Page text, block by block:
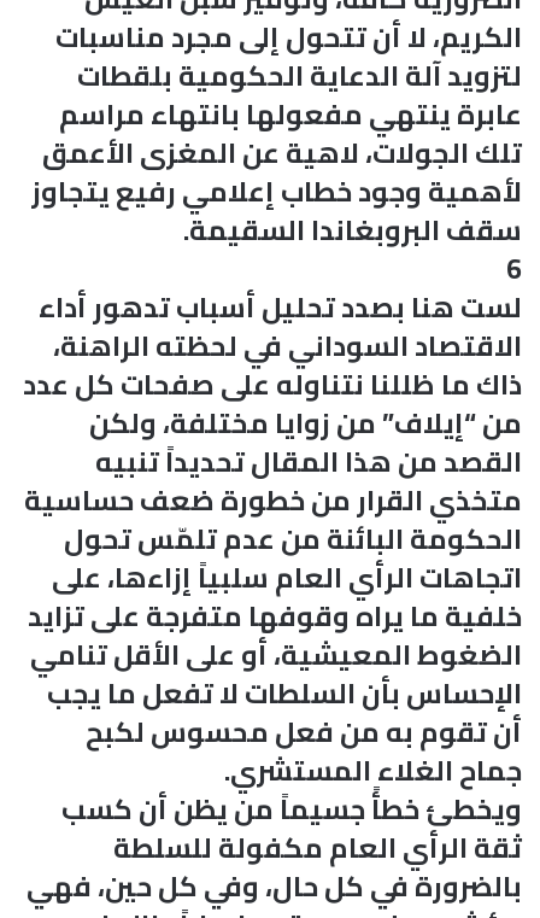
الكريم، لا أن تتحول إلى مجرد مناسبات
لتزويد آلة الدعاية الحكومية بلقطات
عابرة ينتهي مفعولها بانتهاء مراسم
تلك الجولات، لاهية عن المغزى الأعمق
لأهمية وجود خطاب إعلامي رفيع يتجاوز
سقف البروبغاندا السقيمة.
6
لست هنا بصدد تحليل أسباب تدهور أداء
الاقتصاد السوداني في لحظته الراهنة،
ذاك ما ظللنا نتناوله على صفحات كل عدد
من “إيلاف” من زوايا مختلفة، ولكن
القصد من هذا المقال تحديداً تنبيه
متخذي القرار من خطورة ضعف حساسية
الحكومة البائنة من عدم تلمّس تحول
اتجاهات الرأي العام سلبياً إزاءها، على
خلفية ما يراه وقوفها متفرجة على تزايد
الضغوط المعيشية، أو على الأقل تنامي
الإحساس بأن السلطات لا تفعل ما يجب
أن تقوم به من فعل محسوس لكبح
جماح الغلاء المستشري.
ويخطئ خطأً جسيماً من يظن أن كسب
ثقة الرأي العام مكفولة للسلطة
بالضرورة في كل حال، وفي كل حين، فهي